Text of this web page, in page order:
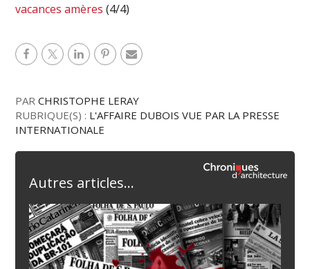
vacances amères (4/4)
PARCHRISTOPHE LERAY
RUBRIQUE(S) : L'AFFAIRE DUBOIS VUE PAR LA PRESSE
INTERNATIONALE
Autres articles...